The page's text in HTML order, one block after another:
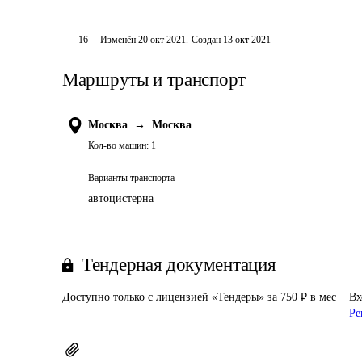
16 Изменён20 окт 2021. Создан 13 окт 2021
Маршруты и транспорт
Москва → Москва
Кол-во машин: 1
Варианты транспорта
автоцистерна
Тендерная документация
Доступно только с лицензией «Тендеры» за 750 ₽ в мес